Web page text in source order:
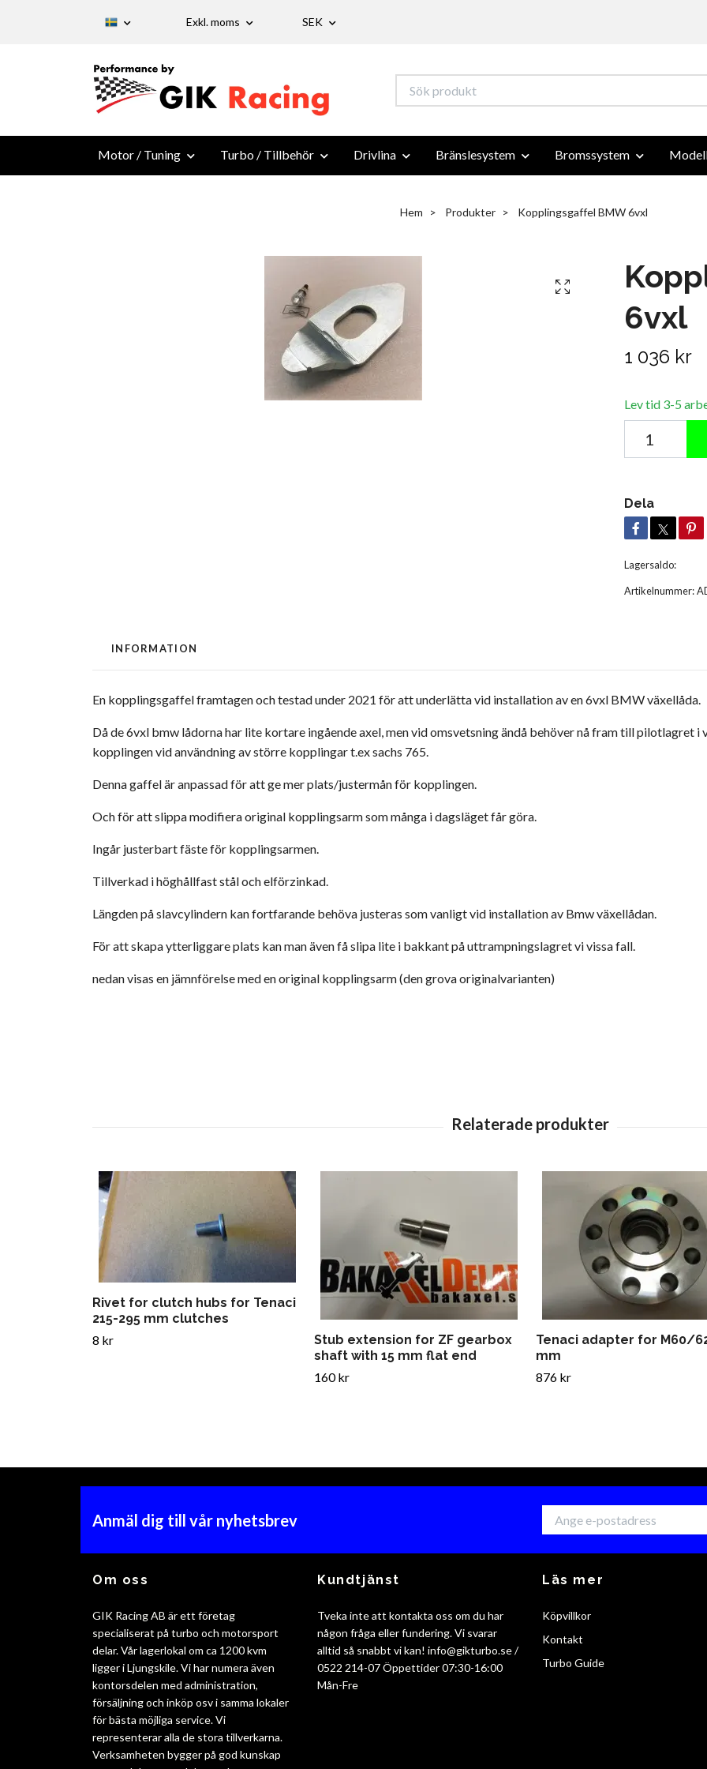
Exkl. moms SEK
Motor / Tuning Turbo / Tillbehör Drivlina Bränslesystem Bromssystem
Hem Produkter Kopplingsgaffel BMW 6vxl
6vxl
1 036 kr
Lev tid 3-5
Dela
Lagersaldo:
Artikelnummer:
INFORMATION
En kopplingsgaffel framtagen och testad under 2021 för att underlätta vid installation av en 6vxl BMW växellåda.
Då de 6vxl bmw lådorna har lite kortare ingående axel, men vid omsvetsning ändå behöver nå fram till pilotlagret
kopplingen vid användning av större kopplingar t.ex sachs 765.
Denna gaffel är anpassad för att ge mer plats/justermån för kopplingen.
Och för att slippa modifiera original kopplingsarm som många i dagsläget får göra.
Ingår justerbart fäste för kopplingsarmen.
Tillverkad i höghållfast stål och elförzinkad.
Längden på slavcylindern kan fortfarande behöva justeras som vanligt vid installation av Bmw växellådan.
För att skapa ytterliggare plats kan man även få slipa lite i bakkant på uttrampningslagret vi vissa fall.
nedan visas en jämnförelse med en original kopplingsarm (den grova originalvarianten)
Rivet for clutch hubs for Tenaci
215-295 mm clutches
8 kr
Stub extension for ZF gearbox
shaft with 15 mm flat end
160 kr
Tenaci adapter for M60/
mm
876 kr
Anmäl dig till vår nyhetsbrev
Om oss
GIK Racing AB är ett företag
specialiserat på turbo och motorsport
delar. Vår lagerlokal om ca 1200 kvm
ligger i Ljungskile. Vi har numera även
kontorsdelen med administration,
försäljning och inköp osv i samma lokaler
för bästa möjliga service. Vi
representerar alla de stora tillverkarna.
Verksamheten bygger på god kunskap
Kundtjänst
Tveka inte att kontakta oss om du har
någon fråga eller fundering. Vi svarar
alltid så snabbt vi kan! info@gikturbo.se/
0522 214-07 Öppettider 07:30-16:00
Mån-Fre
Läs mer
Köpvillkor
Kontakt
Turbo Guide